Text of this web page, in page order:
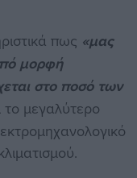
πως «μας
μορφή
στο ποσό των
το μεγαλύτερο